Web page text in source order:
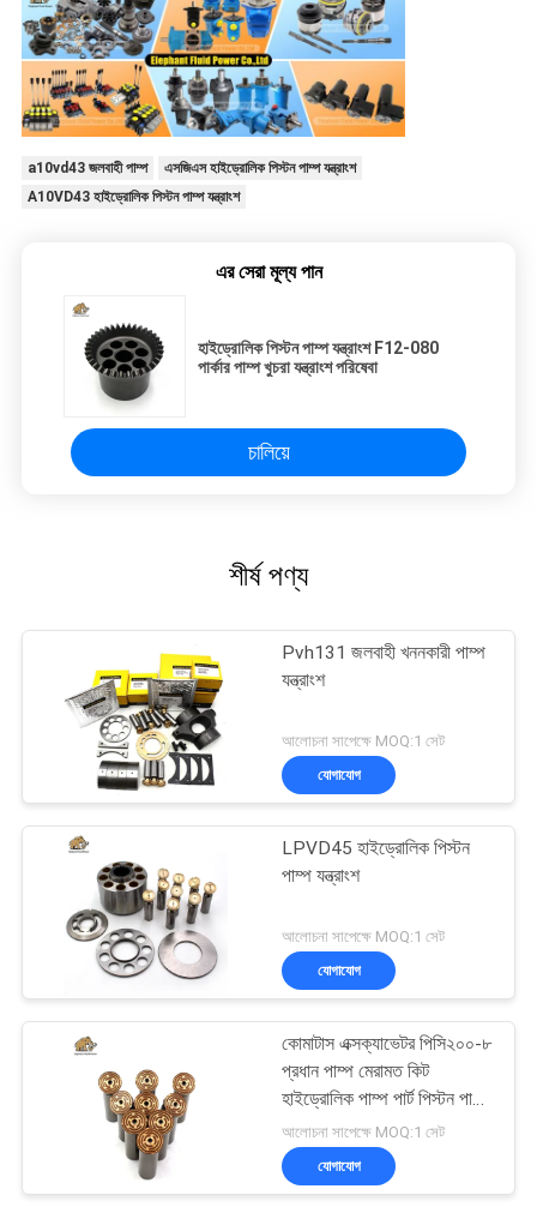
a10vd43 জলবাহী পাম্প
এসজিএস হাইড্রোলিক পিস্টন পাম্প যন্ত্রাংশ
A10VD43 হাইড্রোলিক পিস্টন পাম্প যন্ত্রাংশ
এর সেরা মূল্য পান
হাইড্রোলিক পিস্টন পাম্প যন্ত্রাংশ F12-080
পার্কার পাম্প খুচরা যন্ত্রাংশ পরিষেবা
চালিয়ে
শীর্ষ পণ্য
Pvh131 জলবাহী খননকারী পাম্প
যন্ত্রাংশ
আলোচনা সাপেক্ষে MOQ:1 সেট
যোগাযোগ
LPVD45 হাইড্রোলিক পিস্টন
পাম্প যন্ত্রাংশ
আলোচনা সাপেক্ষে MOQ:1 সেট
যোগাযোগ
কোমাটাস এক্সক্যাভেটর পিসি২০০-৮
প্রধান পাম্প মেরামত কিট
হাইড্রোলিক পাম্প পার্ট পিস্টন পাম্প
রক্ষণাবেক্ষণ মেরামতের পরিষেবা
আলোচনা সাপেক্ষে MOQ:1 সেট
যোগাযোগ